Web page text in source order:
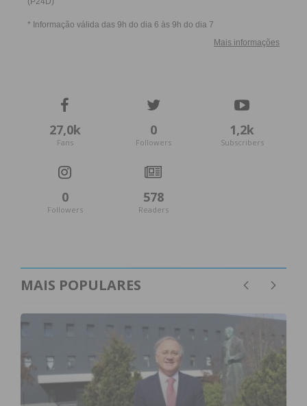
27,0k
Fans
0
Followers
1,2k
Subscribers
0
Followers
578
Readers
MAIS POPULARES